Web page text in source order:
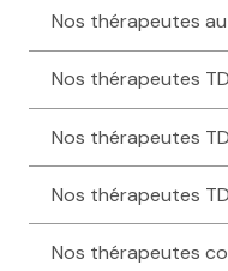
Nos thérapeutes
Nos thérapeutes
Nos thérapeutes
Nos thérapeutes
Nos thérapeutes